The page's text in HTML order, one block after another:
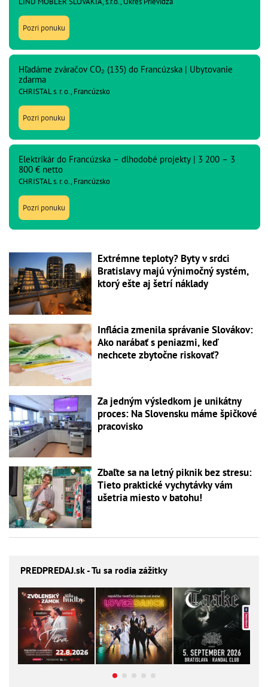
Pozri ponuku
Hľadáme zváračov CO₂ (135) do Francúzska | Ubytovanie
zdarma
CHRISTAL s. r. o., Francúzsko
Pozri ponuku
Elektrikár do Francúzska – dlhodobé projekty | 3 200 – 3
800 € netto
CHRISTAL s. r. o., Francúzsko
Pozri ponuku
Extrémne teploty? Byty v srdci
Bratislavy majú výnimočný systém,
ktorý ešte aj šetrí náklady
Inflácia zmenila správanie Slovákov:
Ako narábať s peniazmi, keď
nechcete zbytočne riskovať?
Za jedným výsledkom je unikátny
proces: Na Slovensku máme špičkové
pracovisko
Zbaľte sa na letný piknik bez stresu:
Tieto praktické vychytávky vám
ušetria miesto v batohu!
PREDPREDAJ.sk - Tu sa rodia zážitky